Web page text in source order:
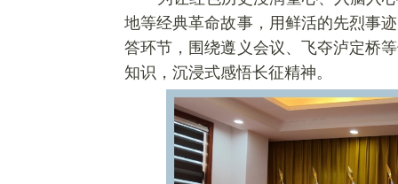
地等经典革命故事，用鲜活的先烈事
答环节，围绕遵义会议、飞夺泸定桥
知识，沉浸式感悟长征精神。